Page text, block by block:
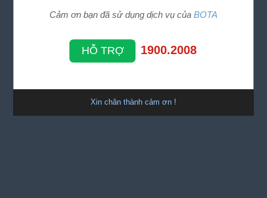
Cảm ơn bạn đã sử dụng dịch vụ của BOTA
HỖ TRỢ 1900.2008
Xin chân thành cảm ơn !